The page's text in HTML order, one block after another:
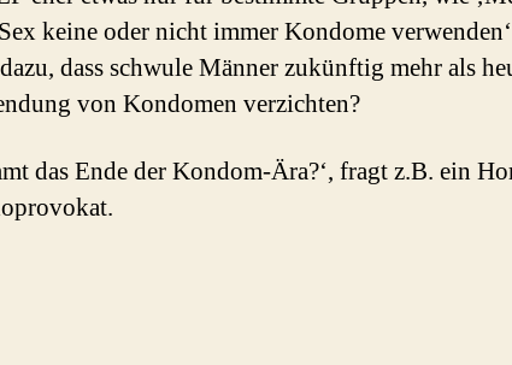
keine oder nicht immer Kondome
dass schwule Männer zukünftig mehr als
von Kondomen verzichten?
das Ende der Kondom-Ära?‘, fragt z.B. ein